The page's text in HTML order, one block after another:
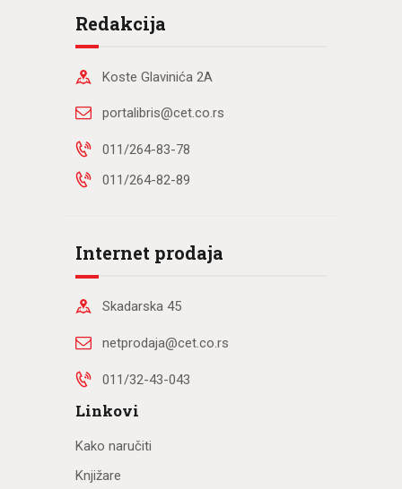
Redakcija
Koste Glavinića 2A
portalibris@cet.co.rs
011/264-83-78
011/264-82-89
Internet prodaja
Skadarska 45
netprodaja@cet.co.rs
011/32-43-043
Linkovi
Kako naručiti
Knjižare